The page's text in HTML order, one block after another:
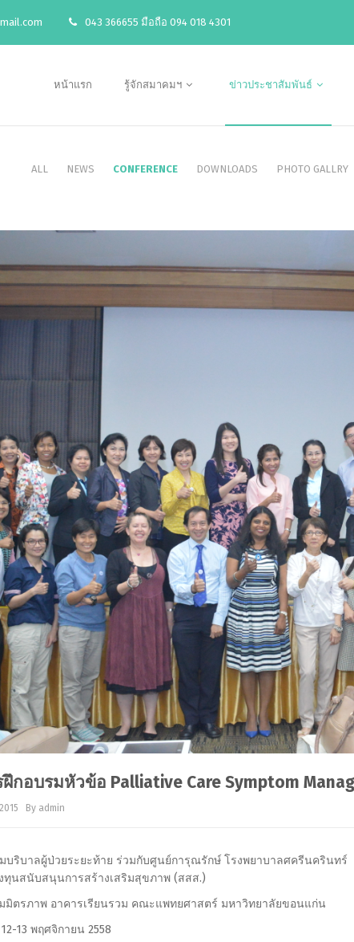
043 366655 มือถือ 094 018 4301
หน้าแรก รู้จักสมาคมฯ ข่าวประชาสัมพันธ์
ALL NEWS CONFERENCE DOWNLOADS PHOTO GALLRY
ฝึกอบรมหัวข้อ Palliative Care Symptom
By admin
บริบาลผู้ป่วยระยะท้าย ร่วมกับศูนย์การุณรักษ์ โรงพยาบาลศครีนคริ
ทุนสนับสนุนการสร้างเสริมสุขภาพ (สสส.)
มิตรภาพ อาคารเรียนรวม คณะแพทยศาสตร์ มหาวิทยาลัยขอนแก่น
13 พฤศจิกายน 2558